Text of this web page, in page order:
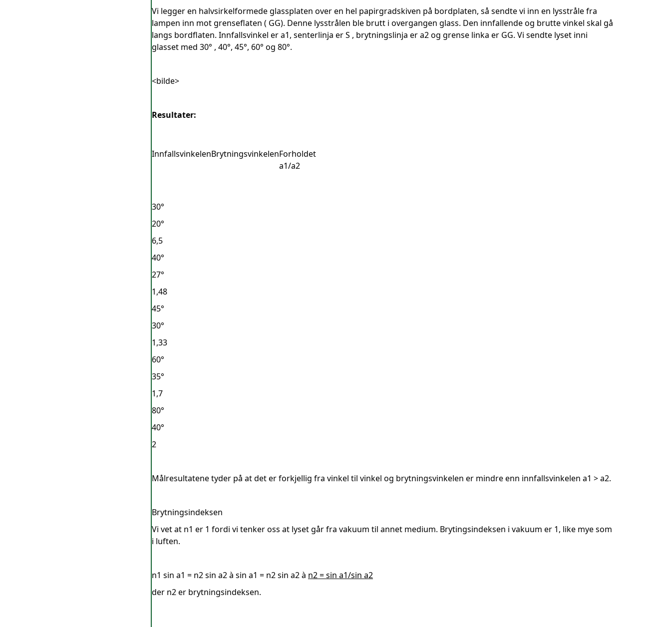
Vi legger en halvsirkelformede glassplaten over en hel papirgradskiven på bordplaten, så sendte vi inn en lysstråle fra
lampen inn mot grenseflaten ( GG). Denne lysstrålen ble brutt i overgangen glass. Den innfallende og brutte vinkel skal gå
langs bordflaten. Innfallsvinkel er a1, senterlinja er S , brytningslinja er a2 og grense linka er GG. Vi sendte lyset inni
glasset med 30° , 40°, 45°, 60° og 80°.
<bilde>
Resultater:
InnfallsvinkelenBrytningsvinkelenForholdet
a1/a2
30°
20°
6,5
40°
27°
1,48
45°
30°
1,33
60°
35°
1,7
80°
40°
2
Målresultatene tyder på at det er forkjellig fra vinkel til vinkel og brytningsvinkelen er mindre enn innfallsvinkelen a1 > a2.
Brytningsindeksen
Vi vet at n1 er 1 fordi vi tenker oss at lyset går fra vakuum til annet medium. Brytingsindeksen i vakuum er 1, like mye som
i luften.
n1 sin a1 = n2 sin a2 à sin a1 = n2 sin a2 à n2 = sin a1/sin a2
der n2 er brytningsindeksen.